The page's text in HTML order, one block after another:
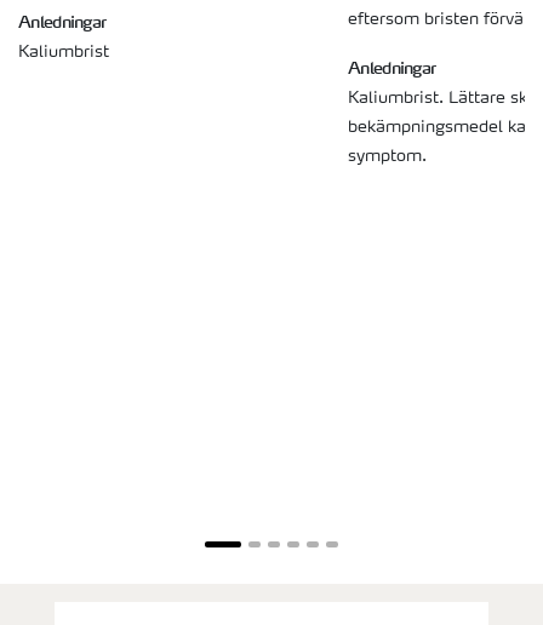
Anledningar
Kaliumbrist
eftersom bristen
Anledningar
Kaliumbrist. Lättare
bekämpningsmedel kan
symptom.